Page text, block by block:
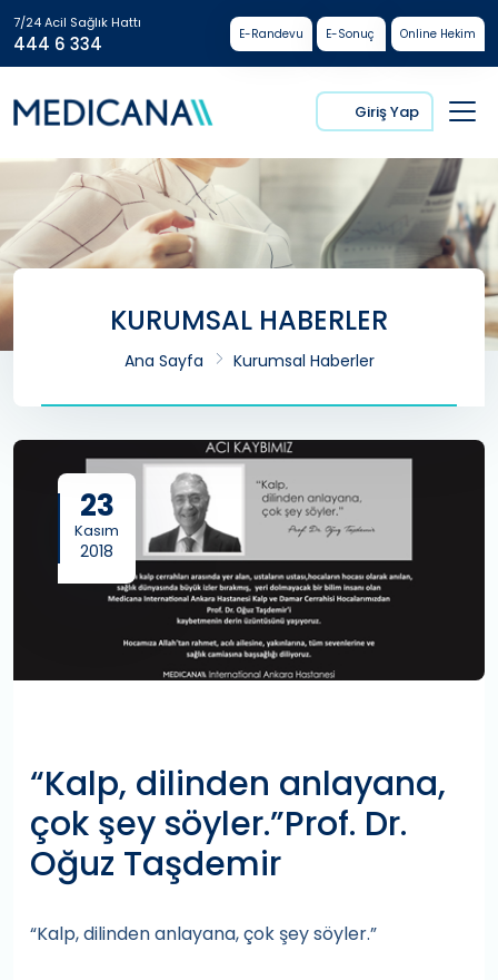
7/24 Acil Sağlık Hattı
444 6 334 E-Randevu E-Sonuç Online Hekim
Giriş Yap
KURUMSAL HABERLER
Ana Sayfa Kurumsal Haberler
23
Kasım
2018
“Kalp, dilinden anlayana,
çok şey söyler.”Prof. Dr.
Oğuz Taşdemir
“Kalp, dilinden anlayana, çok şey söyler.”